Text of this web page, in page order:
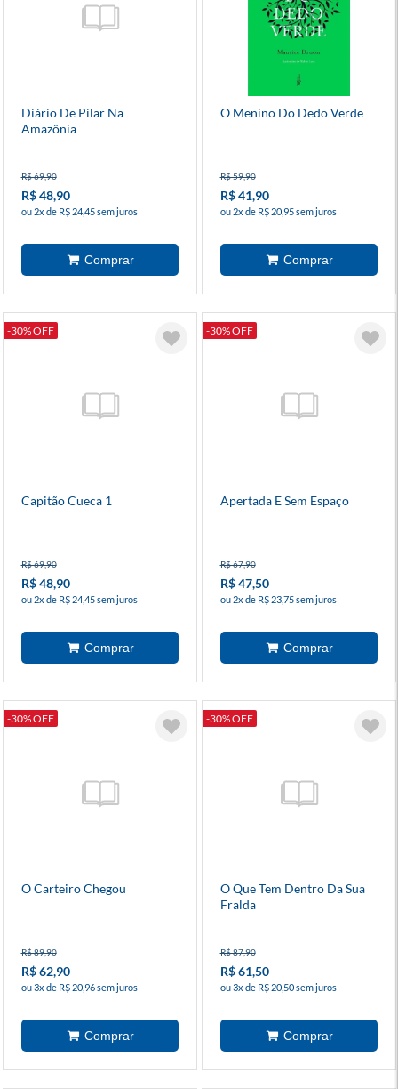
Diário De Pilar Na
Amazônia
R$ 69,90
R$ 48,90
ou 2x de R$ 24,45 sem juros
O Menino Do Dedo Verde
R$ 59,90
R$ 41,90
ou 2x de R$ 20,95 sem juros
-30% OFF
Capitão Cueca 1
R$ 69,90
R$ 48,90
ou 2x de R$ 24,45 sem juros
-30% OFF
Apertada E Sem Espaço
R$ 67,90
R$ 47,50
ou 2x de R$ 23,75 sem juros
-30% OFF
O Carteiro Chegou
R$ 89,90
R$ 62,90
ou 3x de R$ 20,96 sem juros
-30% OFF
O Que Tem Dentro Da Sua
Fralda
R$ 87,90
R$ 61,50
ou 3x de R$ 20,50 sem juros